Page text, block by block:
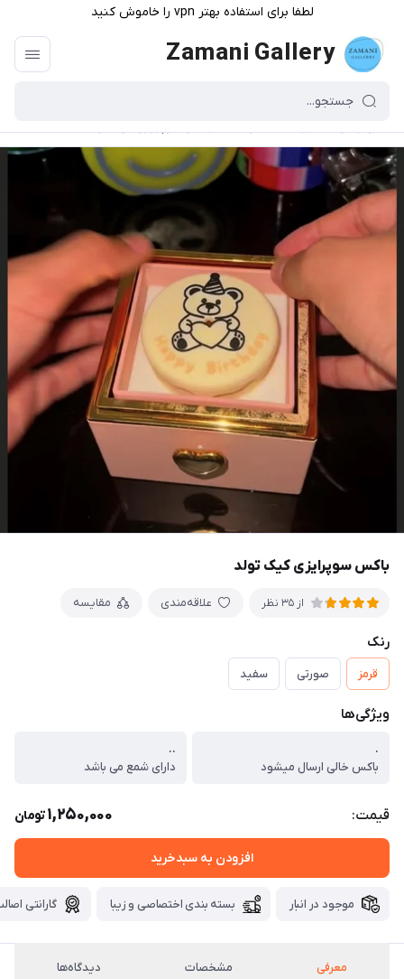
لطفا برای استفاده بهتر vpn را خاموش کنید
Zamani Gallery
باکس سوپرایزی کیک تولد
از 35 نظر علاقه‌مندی مقایسه
رنک
قرمز صورتی سفید
ویژگی‌ها
.
باکس خالی ارسال میشود
..
دارای شمع می باشد
قیمت: 1,250,000تومان
افزودن به سبدخرید
موجود در انبار بسته بندی اختصاصی و زیبا گارانتی
معرفی مشخصات دیدگاه‌ها